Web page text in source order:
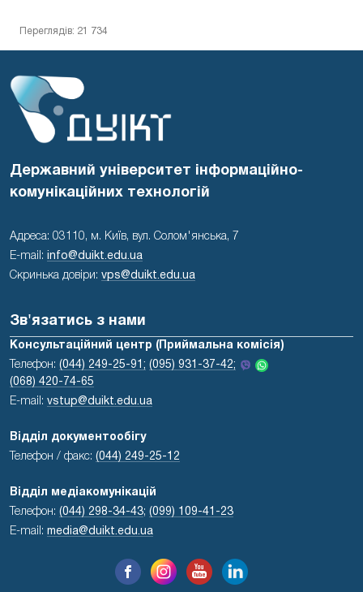
Переглядів: 21 734
Державний університет інформаційно-
комунікаційних технологій
Адреса: 03110, м. Київ, вул. Солом'янська, 7
E-mail: info@duikt.edu.ua
Скринька довіри: vps@duikt.edu.ua
Зв'язатись з нами
Консультаційний центр (Приймальна комісія)
Телефон: (044) 249-25-91; (095) 931-37-42;
(068) 420-74-65
E-mail: vstup@duikt.edu.ua
Відділ документообігу
Телефон / факс: (044) 249-25-12
Відділ медіакомунікацій
Телефон: (044) 298-34-43; (099) 109-41-23
E-mail: media@duikt.edu.ua